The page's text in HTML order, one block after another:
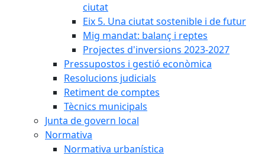
ciutat
Eix 5. Una ciutat sostenible i de futur
Mig mandat: balanç i reptes
Projectes d'inversions 2023-2027
Pressupostos i gestió econòmica
Resolucions judicials
Retiment de comptes
Tècnics municipals
Junta de govern local
Normativa
Normativa urbanística